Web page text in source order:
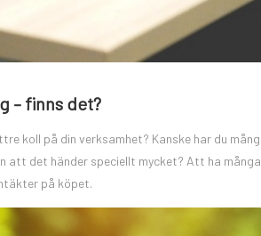
– finns det?
koll på din verksamhet? Kanske har du
att det händer speciellt mycket? Att ha
på köpet.